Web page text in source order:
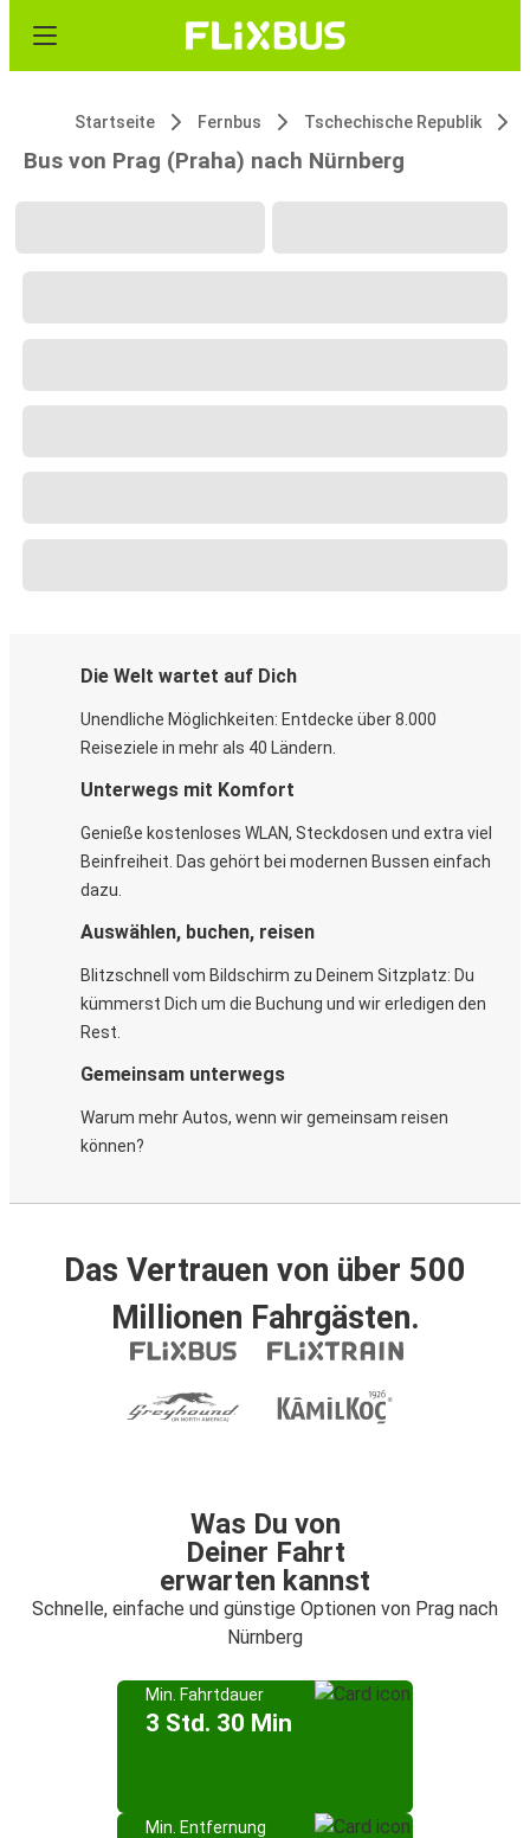
Startseite Fernbus Tschechische Republik
Bus von Prag (Praha) nach Nürnberg
Die Welt wartet auf Dich
Unendliche Möglichkeiten: Entdecke über 8.000
Reiseziele in mehr als 40 Ländern.
Unterwegs mit Komfort
Genieße kostenloses WLAN, Steckdosen und extra viel
Beinfreiheit. Das gehört bei modernen Bussen einfach
dazu.
Auswählen, buchen, reisen
Blitzschnell vom Bildschirm zu Deinem Sitzplatz: Du
kümmerst Dich um die Buchung und wir erledigen den
Rest.
Gemeinsam unterwegs
Warum mehr Autos, wenn wir gemeinsam reisen
können?
Das Vertrauen von über 500
Millionen Fahrgästen.
Was Du von
Deiner Fahrt
erwarten kannst
Schnelle, einfache und günstige Optionen von Prag nach
Nürnberg
Min. Fahrtdauer
3 Std. 30 Min
Min. Entfernung